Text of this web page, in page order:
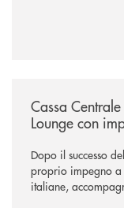
negoziazione
Cassa
Lounge con
Dopo il successo
proprio impegno a
italiane,